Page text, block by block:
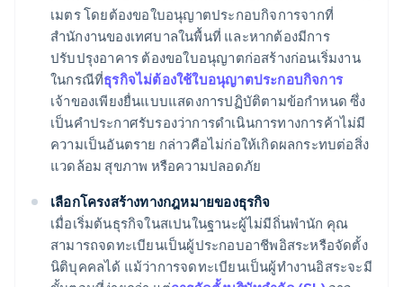
เมตร โดยต้องขอใบอนุญาตประกอบกิจการจากที่
สำนักงานของเทศบาลในพื้นที่ และหากต้องมีการ
ปรับปรุงอาคาร ต้องขอใบอนุญาตก่อสร้างก่อนเริ่มงาน
ในกรณีที่ธุรกิจไม่ต้องใช้ใบอนุญาตประกอบกิจการ
เจ้าของเพียงยื่นแบบแสดงการปฏิบัติตามข้อกำหนด ซึ่ง
เป็นคำประกาศรับรองว่าการดำเนินการทางการค้าไม่มี
ความเป็นอันตราย กล่าวคือไม่ก่อให้เกิดผลกระทบต่อสิ่ง
แวดล้อม สุขภาพ หรือความปลอดภัย
เลือกโครงสร้างทางกฎหมายของธุรกิจ
เมื่อเริ่มต้นธุรกิจในสเปนในฐานะผู้ไม่มีถิ่นพำนัก คุณ
สามารถจดทะเบียนเป็นผู้ประกอบอาชีพอิสระหรือจัดตั้ง
นิติบุคคลได้ แม้ว่าการจดทะเบียนเป็นผู้ทำงานอิสระจะมี